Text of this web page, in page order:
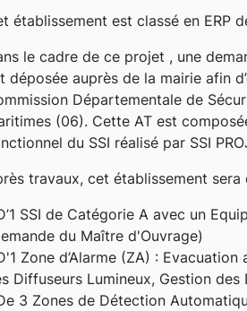
établissement est classé en ERP
le cadre de ce projet , une
déposée auprès de la mairie afin
Départementale de
(06). Cette AT est
du SSI réalisé par SSI
travaux, cet établissement sera
SSI de Catégorie A avec un
du Maître d'Ouvrage)
Zone d’Alarme (ZA) :
Diffuseurs Lumineux, Gestion des
3 Zones de Détection